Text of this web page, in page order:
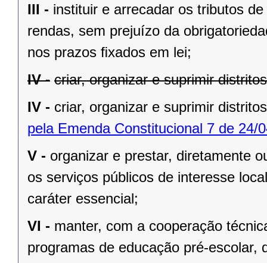
III - instituir e arrecadar os tributos
rendas, sem prejuízo da
nos prazos ﬁxados em lei;
IV - criar, organizar e suprimir
IV - criar, organizar e suprimir
pela Emenda Constitucional 7 de 24/
V - organizar e prestar, diretamente
os serviços públicos de interesse
caráter essencial;
VI - manter, com a cooperação
programas de educação pré-escolar,